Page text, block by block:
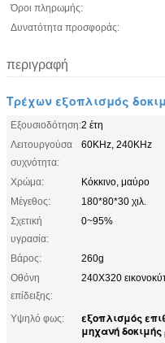
Όροι πληρωμής:
Δυνατότητα προσφοράς:
περιγραφή
Τρέχων εξοπλισμός
Εξουσιοδότηση:2 έτη
Λειτουργούσα
συχνότητα:
60KHz, 240KHz
Χρώμα:
Κόκκινο, μαύρο
Μέγεθος:
180*80*30 χιλ.
Σχετική
υγρασία:
0~95%
Βάρος:
260g
Οθόνη
επίδειξης:
240X320
Υψηλό φως: εξοπλισμός
μηχανή